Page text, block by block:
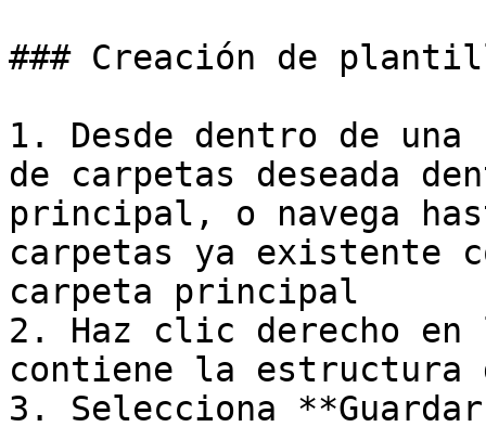
### Creación de
1. Desde dentro de
de carpetas deseada
principal, o navega
carpetas ya existente
carpeta principal
2. Haz clic derecho
contiene la estructura
3. Selecciona